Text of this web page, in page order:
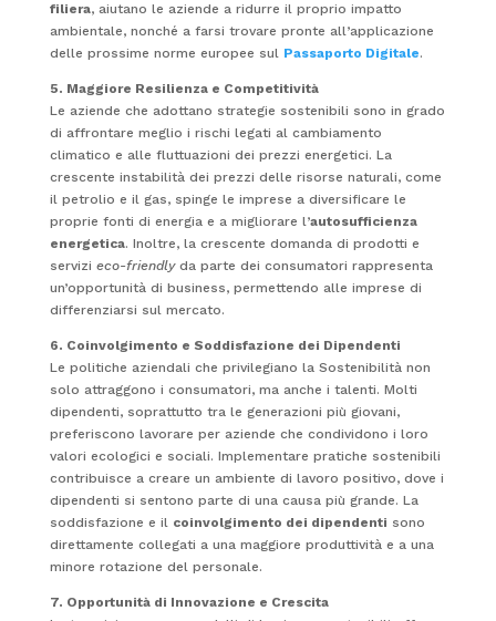
filiera, aiutano le aziende a ridurre il proprio impatto
ambientale, nonché a farsi trovare pronte all’applicazione
delle prossime norme europee sul Passaporto Digitale.
5. Maggiore Resilienza e Competitività
Le aziende che adottano strategie sostenibili sono in grado
di affrontare meglio i rischi legati al cambiamento
climatico e alle fluttuazioni dei prezzi energetici. La
crescente instabilità dei prezzi delle risorse naturali, come
il petrolio e il gas, spinge le imprese a diversificare le
proprie fonti di energia e a migliorare l’autosufficienza
energetica. Inoltre, la crescente domanda di prodotti e
servizi eco-friendlyda parte dei consumatori rappresenta
un’opportunità di business, permettendo alle imprese di
differenziarsi sul mercato.
6. Coinvolgimento e Soddisfazione dei Dipendenti
Le politiche aziendali che privilegiano la Sostenibilità non
solo attraggono i consumatori, ma anche i talenti. Molti
dipendenti, soprattutto tra le generazioni più giovani,
preferiscono lavorare per aziende che condividono i loro
valori ecologici e sociali. Implementare pratiche sostenibili
contribuisce a creare un ambiente di lavoro positivo, dove i
dipendenti si sentono parte di una causa più grande. La
soddisfazione e il coinvolgimento dei dipendenti sono
direttamente collegati a una maggiore produttività e a una
minore rotazione del personale.
7. Opportunità di Innovazione e Crescita